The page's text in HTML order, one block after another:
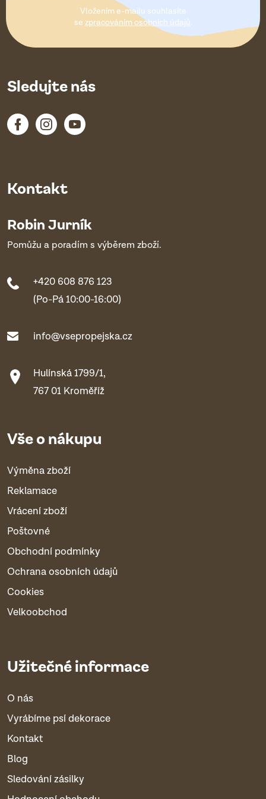
Vložením e-mailu souhlasíte
se zpracováním osobních údajů.
Kontakt
Robin Jurník
Pomůžu a poradím s výběrem zboží.
+420 608 876 123
(Po-Pá 10:00-16:00)
info@vsepropejska.cz
Hulínská 1799/1,
767 01 Kroměříž
Vše o nákupu
Výměna zboží
Reklamace
Vrácení zboží
Poštovné
Obchodní podmínky
Ochrana osobních údajů
Cookies
Velkoobchod
Užitečné informace
O nás
Vyrábíme psí dekorace
Kontakt
Blog
Sledování zásilky
Sledujte nás